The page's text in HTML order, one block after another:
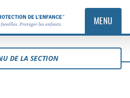
MENU
DE LA SECTION